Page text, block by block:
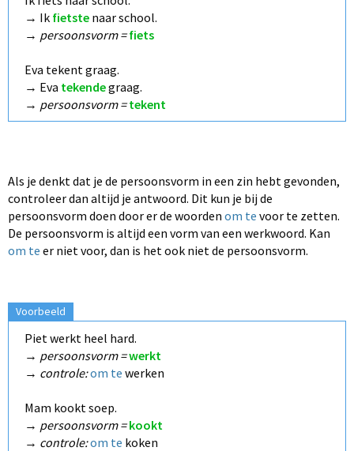
→ Ik fietste naar school.
→ persoonsvorm = fiets
Eva tekent graag.
→ Eva tekendegraag.
→ persoonsvorm = tekent
Als je denkt dat je de persoonsvorm in een zin hebt gevonden,
controleer dan altijd je antwoord. Dit kun je bij de
persoonsvorm doen door er de woorden om te voor te zetten.
De persoonsvorm is altijd een vorm van een werkwoord. Kan
om te er niet voor, dan is het ook niet de persoonsvorm.
Voorbeeld
Piet werkt heel hard.
→ persoonsvorm =werkt
→ controle:om te werken
Mam kookt soep.
→ persoonsvorm = kookt
→ controle:om te koken